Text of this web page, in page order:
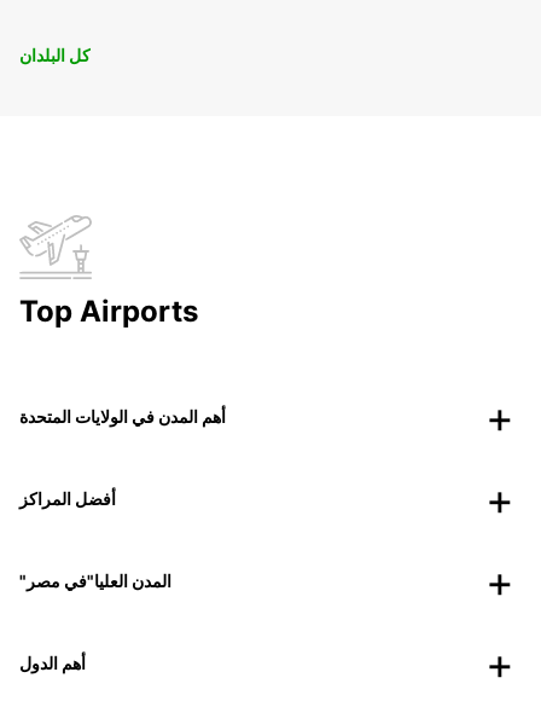
كل البلدان
Top Airports
أهم المدن في الولايات المتحدة
أفضل المراكز
"المدن العليا"في مصر
أهم الدول